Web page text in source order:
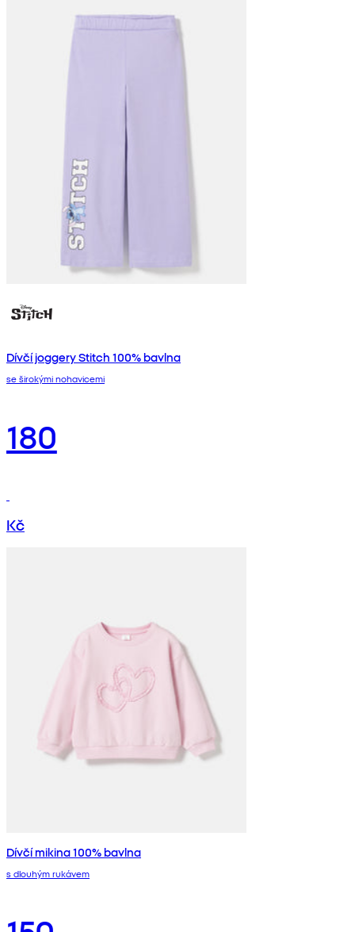
Dívčí joggery Stitch 100% bavlna
se širokými nohavicemi
180
Kč
Dívčí mikina 100% bavlna
s dlouhým rukávem